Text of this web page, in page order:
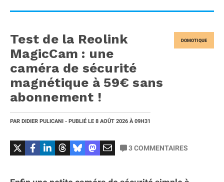
DOMOTIQUE
Test de la Reolink
MagicCam : une
caméra de sécurité
magnétique à 59€ sans
abonnement !
PAR DIDIER PULICANI - PUBLIÉ LE 8 AOÛT 2026 À 09H31
3COMMENTAIRES